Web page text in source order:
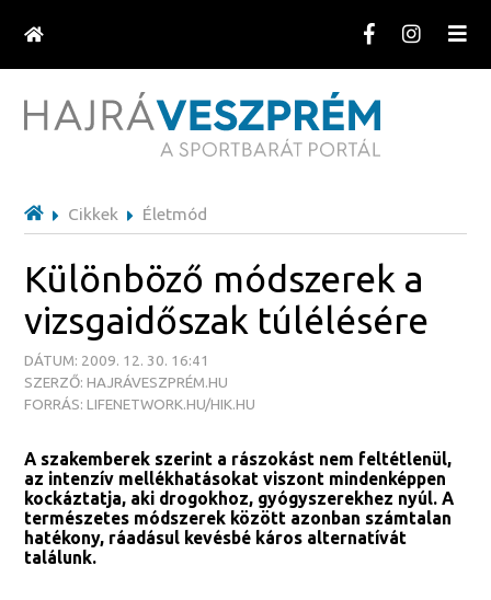
Cikkek Életmód
Különböző módszerek a
vizsgaidőszak túlélésére
DÁTUM: 2009. 12. 30. 16:41
SZERZŐ: HAJRÁVESZPRÉM.HU
FORRÁS: LIFENETWORK.HU/HIK.HU
A szakemberek szerint a rászokást nem feltétlenül,
az intenzív mellékhatásokat viszont mindenképpen
kockáztatja, aki drogokhoz, gyógyszerekhez nyúl. A
természetes módszerek között azonban számtalan
hatékony, ráadásul kevésbé káros alternatívát
találunk.